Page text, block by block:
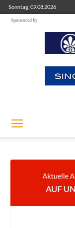
Sonntag, 09.08.2026
Sponsored by